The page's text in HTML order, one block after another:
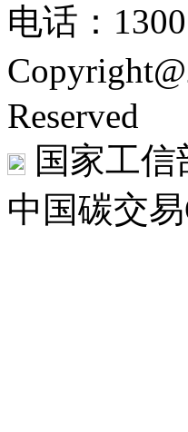
电话：
Reserved
国家工
中国碳交